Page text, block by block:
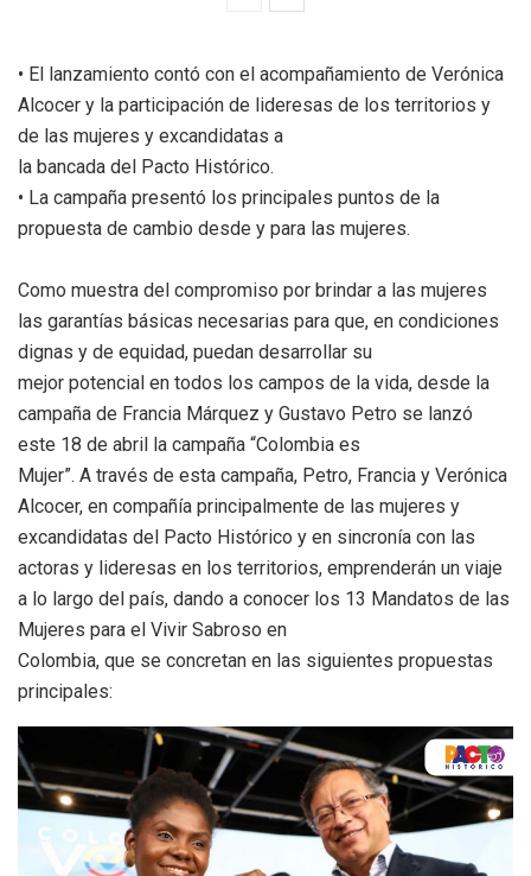
• El lanzamiento contó con el acompañamiento de Verónica
Alcocer y la participación de lideresas de los territorios y
de las mujeres y excandidatas a
la bancada del Pacto Histórico.
• La campaña presentó los principales puntos de la
propuesta de cambio desde y para las mujeres.
Como muestra del compromiso por brindar a las mujeres
las garantías básicas necesarias para que, en condiciones
dignas y de equidad, puedan desarrollar su
mejor potencial en todos los campos de la vida, desde la
campaña de Francia Márquez y Gustavo Petro se lanzó
este 18 de abril la campaña “Colombia es
Mujer”. A través de esta campaña, Petro, Francia y Verónica
Alcocer, en compañía principalmente de las mujeres y
excandidatas del Pacto Histórico y en sincronía con las
actoras y lideresas en los territorios, emprenderán un viaje
a lo largo del país, dando a conocer los 13 Mandatos de las
Mujeres para el Vivir Sabroso en
Colombia, que se concretan en las siguientes propuestas
principales: